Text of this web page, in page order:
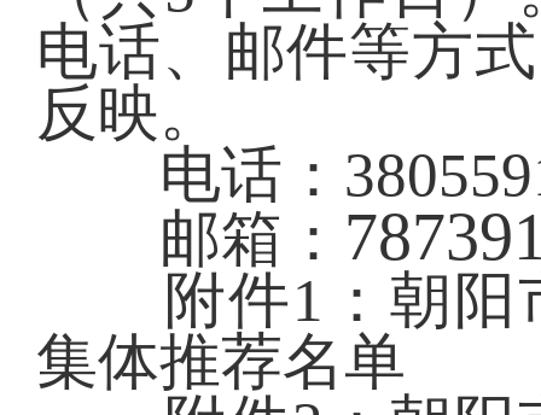
电话、邮件等方
反映。
电话：
邮箱：
附件1：朝阳
集体推荐名单